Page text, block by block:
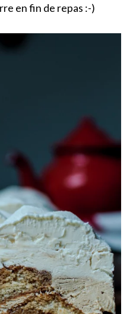
en fin de repas :-)